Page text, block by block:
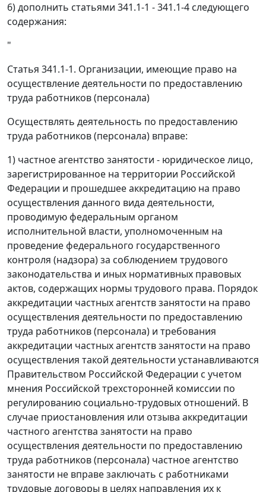
6) дополнить статьями 341.1-1 - 341.1-4 следующего
содержания:
"
Статья 341.1-1. Организации, имеющие право на
осуществление деятельности по предоставлению
труда работников (персонала)
Осуществлять деятельность по предоставлению
труда работников (персонала) вправе:
1) частное агентство занятости - юридическое лицо,
зарегистрированное на территории Российской
Федерации и прошедшее аккредитацию на право
осуществления данного вида деятельности,
проводимую федеральным органом
исполнительной власти, уполномоченным на
проведение федерального государственного
контроля (надзора) за соблюдением трудового
законодательства и иных нормативных правовых
актов, содержащих нормы трудового права. Порядок
аккредитации частных агентств занятости на право
осуществления деятельности по предоставлению
труда работников (персонала) и требования
аккредитации частных агентств занятости на право
осуществления такой деятельности устанавливаются
Правительством Российской Федерации с учетом
мнения Российской трехсторонней комиссии по
регулированию социально-трудовых отношений. В
случае приостановления или отзыва аккредитации
частного агентства занятости на право
осуществления деятельности по предоставлению
труда работников (персонала) частное агентство
занятости не вправе заключать с работниками
трудовые договоры в целях направления их к